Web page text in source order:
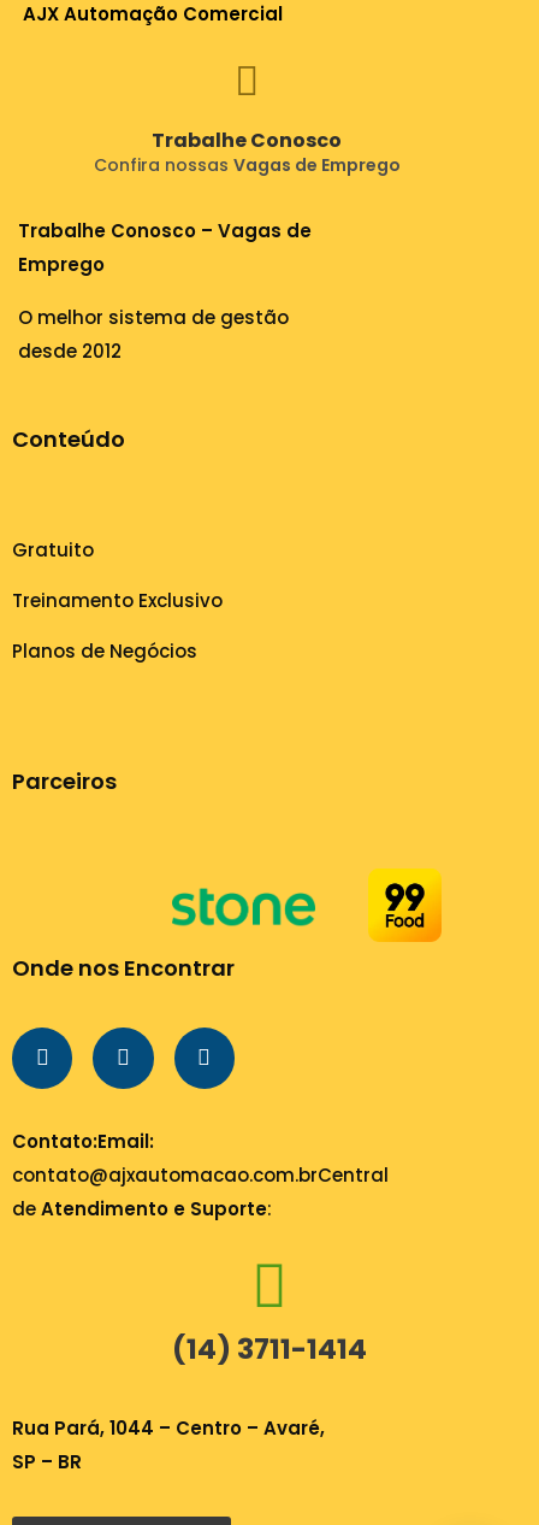
AJX Automação Comercial
Trabalhe Conosco
Confira nossas Vagas de Emprego
Trabalhe Conosco – Vagas de
Emprego
O melhor sistema de gestão
desde 2012
Conteúdo
Gratuito
Treinamento Exclusivo
Planos de Negócios
Parceiros
Onde nos Encontrar
Contato:Email:
contato@ajxautomacao.com.brCentral
deAtendimento e Suporte:
(14) 3711-1414
Rua Pará, 1044 – Centro – Avaré,
SP – BR